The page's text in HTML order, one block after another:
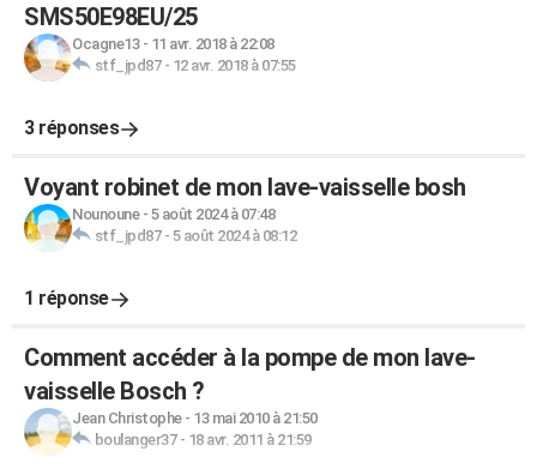
SMS50E98EU/25
Ocagne13- 11 avr. 2018 à 22:08
stf_jpd87- 12 avr. 2018 à 07:55
3 réponses
Voyant robinet de mon lave-vaisselle bosh
Nounoune- 5 août 2024 à 07:48
stf_jpd87- 5 août 2024 à 08:12
1 réponse
Comment accéder à la pompe de mon lave-
vaisselle Bosch ?
Jean Christophe- 13 mai 2010 à 21:50
boulanger37- 18 avr. 2011 à 21:59